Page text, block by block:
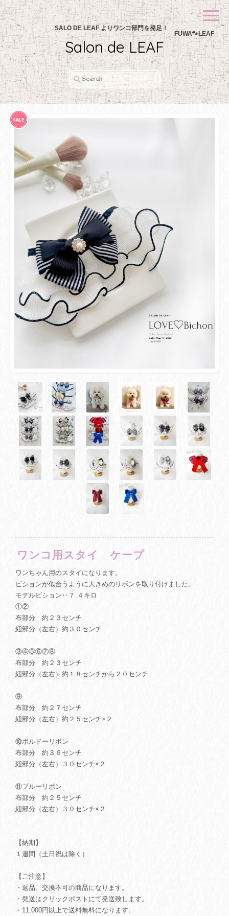
SALO DE LEAF よりワンコ部門を発足！
FUWA🐾LEAF
Salon de LEAF
ワンコ用スタイ ケープ
ワンちゃん用のスタイになります。
ビションが似合うように大きめのリボンを取り付けました。
モデルビション‥７.４キロ
①②
布部分 約２３センチ
紐部分（左右）約３０センチ
③④⑤⑥⑦⑧
布部分 約２３センチ
紐部分（左右）約１８センチから２０センチ
⑨
布部分 約２７センチ
紐部分（左右）約２５センチ×２
⑩ボルドーリボン
布部分 約３６センチ
紐部分（左右）３０センチ×２
⑪ブルーリボン
布部分 約２５センチ
紐部分（左右）３０センチ×２
【納期】
１週間（土日祝は除く）
【ご注意】
・返品、交換不可の商品になります。
・発送はクリックポストにて発送致します。
・11,000円以上で送料無料になります。